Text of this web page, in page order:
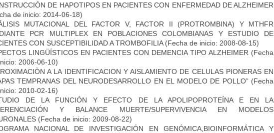
DE HAPOTIPOS EN PACIENTES CON ENFERMEDAD DE ALZHEIMER
de inicio: 2014-06-18)
MUTACIONAL DEL FACTOR V, FACTOR II (PROTROMBINA) Y MTHFR
PCR MULTIPLEX EN POBLACIONES COLOMBIANAS Y ESTUDIO DE
CON SUSCEPTIBILIDAD A TROMBOFILIA(Fecha de inicio: 2008-08-15)
LINGÜÍSTICOS EN PACIENTES CON DEMENCIA TIPO ALZHEIMER (Fecha
2006-06-10)
A LA IDENTIFICACION Y AISLAMIENTO DE CELULAS PIONERAS EN
TEMPRANAS DEL NEURODESARROLLO EN EL MODELO DE POLLO”(Fecha
2010-02-16)
DE LA FUNCIÓN Y EFECTO DE LA APOLIPOPROTEÍNA E EN LA
Y BALANCE MUERTE/SUPERVIVENCIA EN MODELOS
(Fecha de inicio: 2009-08-22)
NACIONAL DE INVESTIGACIÓN EN GENÓMICA,BIOINFORMÁTICA Y